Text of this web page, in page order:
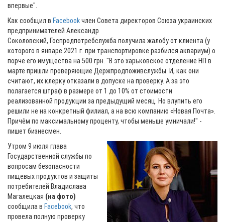
впервые".
Как сообщил в Facebookчлен Совета директоров Союза украинских
предпринимателей Александр
Соколовский, Госпродпотребслужба получила жалобу от клиента (у
которого в январе 2021 г. при транспортировке разбился аквариум) о
порче его имущества на 500 грн. "В это харьковское отделение НП в
марте пришли проверяющие Держпродпоживслужбы. И, как они
считают, их клерку отказали в допуске на проверку. А за это
полагается штраф в размере от 1 до 10% от стоимости
реализованной продукции за предыдущий месяц. Но влупить его
решили не на конкретный филиал, а на всю компанию «Новая Почта».
Причём по максимальному проценту, чтобы меньше умничали!" -
пишет бизнесмен.
Утром 9 июля глава
Государственной службы по
вопросам безопасности
пищевых продуктов и защиты
потребителей Владислава
Магалецкая (на фото)
сообщила в Facebook, что
провела полную проверку